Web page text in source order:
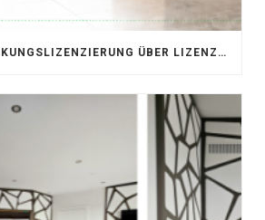
PLANEX: VERPACKUNGSLIZENZIERUNG ÜBER LIZENZERO & LUCID 2026